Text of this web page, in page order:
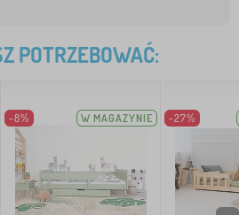
POTRZEBOWAĆ:
-8% W MAGAZYNIE -27%